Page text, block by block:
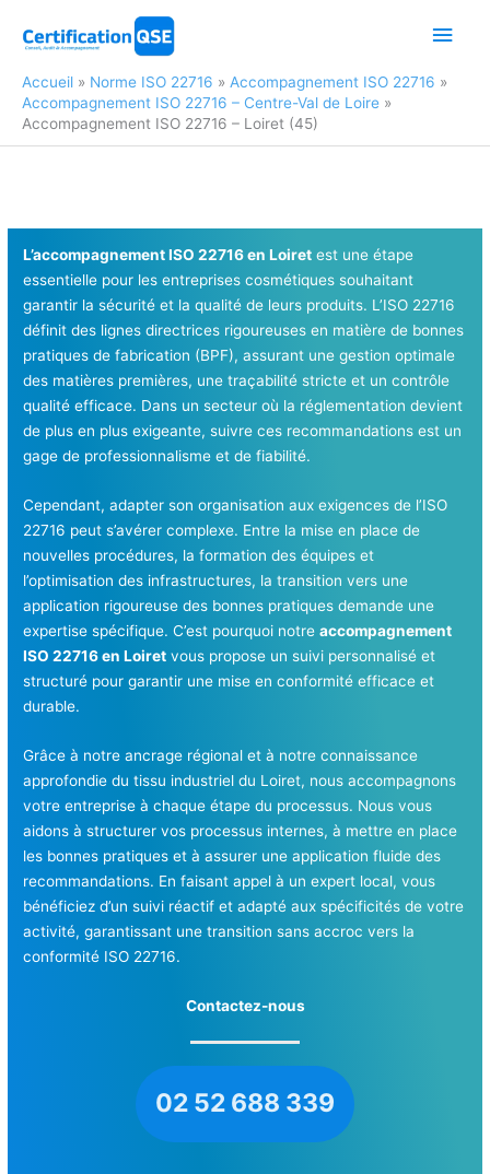
Accueil Norme ISO 22716
Accompagnement ISO 22716
Accompagnement ISO 22716 – Centre-Val de Loire
Accompagnement ISO 22716 – Loiret (45)
L’accompagnement ISO 22716 en Loiret est une étape
essentielle pour les entreprises cosmétiques souhaitant
garantir la sécurité et la qualité de leurs produits. L’ISO 22716
définit des lignes directrices rigoureuses en matière de bonnes
pratiques de fabrication (BPF), assurant une gestion optimale
des matières premières, une traçabilité stricte et un contrôle
qualité efficace. Dans un secteur où la réglementation devient
de plus en plus exigeante, suivre ces recommandations est un
gage de professionnalisme et de fiabilité.
Cependant, adapter son organisation aux exigences de l’ISO
22716 peut s’avérer complexe. Entre la mise en place de
nouvelles procédures, la formation des équipes et
l’optimisation des infrastructures, la transition vers une
application rigoureuse des bonnes pratiques demande une
expertise spécifique. C’est pourquoi notreaccompagnement
ISO 22716 en Loiret vous propose un suivi personnalisé et
structuré pour garantir une mise en conformité efficace et
durable.
Grâce à notre ancrage régional et à notre connaissance
approfondie du tissu industriel du Loiret, nous accompagnons
votre entreprise à chaque étape du processus. Nous vous
aidons à structurer vos processus internes, à mettre en place
les bonnes pratiques et à assurer une application fluide des
recommandations. En faisant appel à un expert local, vous
bénéficiez d’un suivi réactif et adapté aux spécificités de votre
activité, garantissant une transition sans accroc vers la
conformité ISO 22716.
Contactez-nous
02 52 688 339